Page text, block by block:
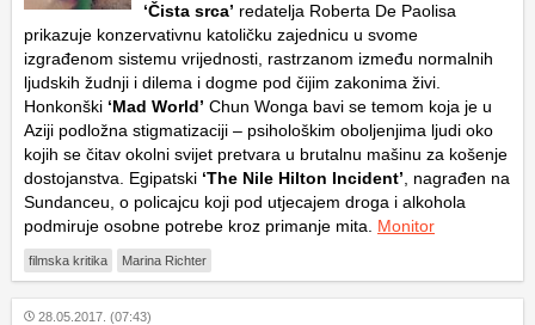
‘Čista srca’ redatelja Roberta De Paolisa
prikazuje konzervativnu katoličku zajednicu u svome
izgrađenom sistemu vrijednosti, rastrzanom između normalnih
ljudskih žudnji i dilema i dogme pod čijim zakonima živi.
Honkonški ‘Mad World’ Chun Wonga bavi se temom koja je u
Aziji podložna stigmatizaciji – psihološkim oboljenjima ljudi oko
kojih se čitav okolni svijet pretvara u brutalnu mašinu za košenje
dostojanstva. Egipatski ‘The Nile Hilton Incident’ , nagrađen na
Sundanceu, o policajcu koji pod utjecajem droga i alkohola
podmiruje osobne potrebe kroz primanje mita. Monitor
filmska kritika Marina Richter
28.05.2017. (07:43)